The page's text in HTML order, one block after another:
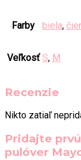
Farby biela,
Veľkosť S, M
Recenzie
Nikto zatiaľ
Pridajte
pulóver